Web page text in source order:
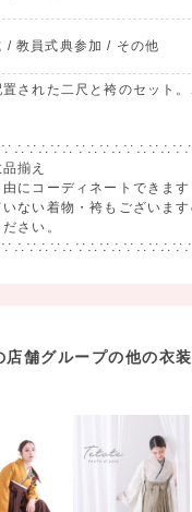
/ 教員式典参加 / その他
された二尺と袴のセット
揃え
にコーディネートできます
ない着物・袴もございます
さい。
店舗グループの他の衣装